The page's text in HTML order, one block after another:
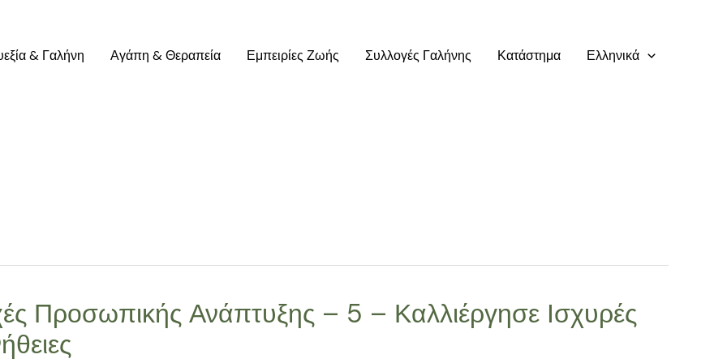
& Γαλήνη Αγάπη & Θεραπεία Εμπειρίες Ζωής Συλλογές Γαλήνης Κατάστημα Ελληνικά
Προσωπικής Ανάπτυξης – 5 – Καλλιέργησε Ισχυρές